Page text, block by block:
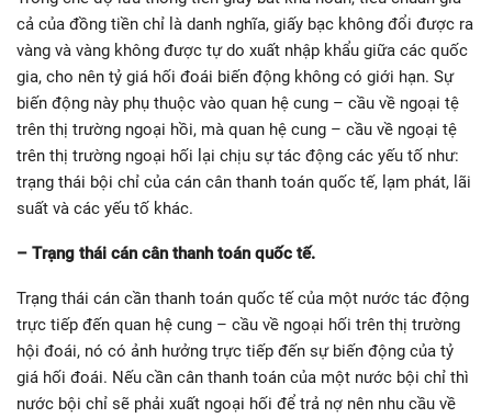
cả của đồng tiền chỉ là danh nghĩa, giấy bạc không đổi được ra
vàng và vàng không được tự do xuất nhập khẩu giữa các quốc
gia, cho nên tỷ giá hối đoái biến động không có giới hạn. Sự
biến động này phụ thuộc vào quan hệ cung – cầu về ngoại tệ
trên thị trường ngoại hồi, mà quan hệ cung – cầu về ngoại tệ
trên thị trường ngoại hối lại chịu sự tác động các yếu tố như:
trạng thái bội chỉ của cán cân thanh toán quốc tế, lạm phát, lãi
suất và các yếu tố khác.
– Trạng thái cán cân thanh toán quốc tế.
Trạng thái cán cần thanh toán quốc tế của một nước tác động
trực tiếp đến quan hệ cung – cầu về ngoại hối trên thị trường
hội đoái, nó có ảnh hưởng trực tiếp đến sự biến động của tỷ
giá hối đoái. Nếu cần cân thanh toán của một nước bội chỉ thì
nước bội chỉ sẽ phải xuất ngoại hối để trả nợ nên nhu cầu về